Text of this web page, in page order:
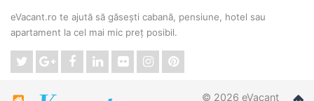
eVacant.ro te ajută să găsești cabană, pensiune, hotel sau
apartament la cel mai mic preț posibil.
© 2026 eVacant